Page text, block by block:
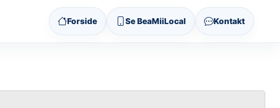
Forside Se BeaMiiLocal Kontakt